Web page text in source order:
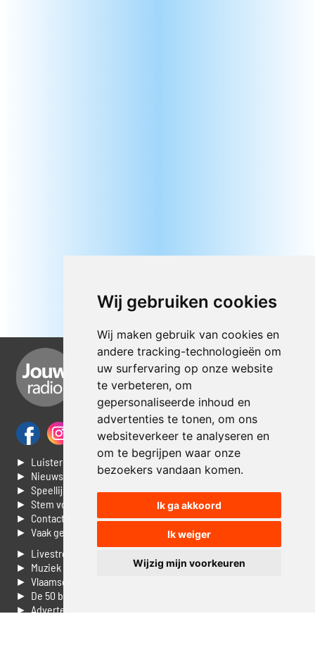
Wij gebruiken cookies
Wij maken gebruik van cookies en
andere tracking-technologieën om
uw surfervaring op onze website
te verbeteren, om
gepersonaliseerde inhoud en
advertenties te tonen, om ons
websiteverkeer te analyseren en
om te begrijpen waar onze
bezoekers vandaan komen.
Ik ga akkoord
Ik weiger
Wijzig mijn voorkeuren
► Luisteren naar Jouwradio
► Nieuws
► Speellijst
► Stem voor de Dag top 3
► Contacteer ons
► Vaak gestelde vragen
► Livestream informatie
► Muziek opzoeken
► Vlaamse 100 Aller tijden
► De 50 beste van...
► Adverteren op Jouwradio